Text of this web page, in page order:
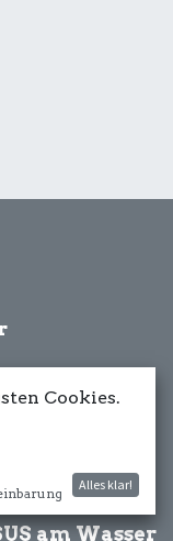
am Wasser
Cookies.
Alles klar!